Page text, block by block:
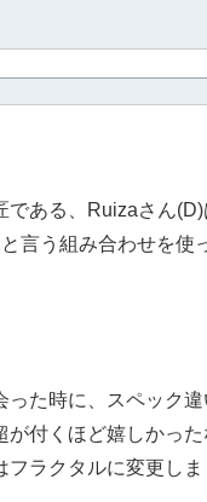
である、Ruizaさん
言う組み合わせを使
った時に、スペック
が付くほど嬉しかっ
ラクタルに変更しま